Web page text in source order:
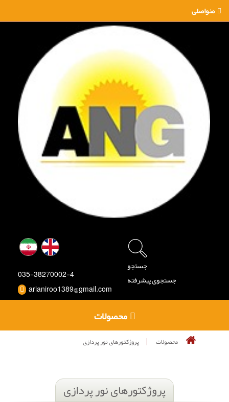
منواصلی
035-38270002-4
arianiroo1389@gmail.com
جستجو
جستجوی پیشرفته
محصولات
محصولات پروژکتورهای نور پردازی
پروژکتورهای نور پردازی